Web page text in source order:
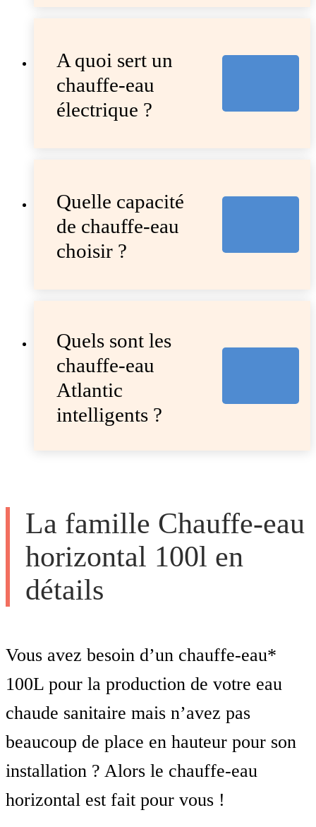
A quoi sert un
chauffe-eau
électrique ?
Quelle capacité
de chauffe-eau
choisir ?
Quels sont les
chauffe-eau
Atlantic
intelligents ?
La famille Chauffe-eau
horizontal 100l en
détails
Vous avez besoin d’un chauffe-eau*
100L pour la production de votre eau
chaude sanitaire mais n’avez pas
beaucoup de place en hauteur pour son
installation ? Alors le chauffe-eau
horizontal est fait pour vous !